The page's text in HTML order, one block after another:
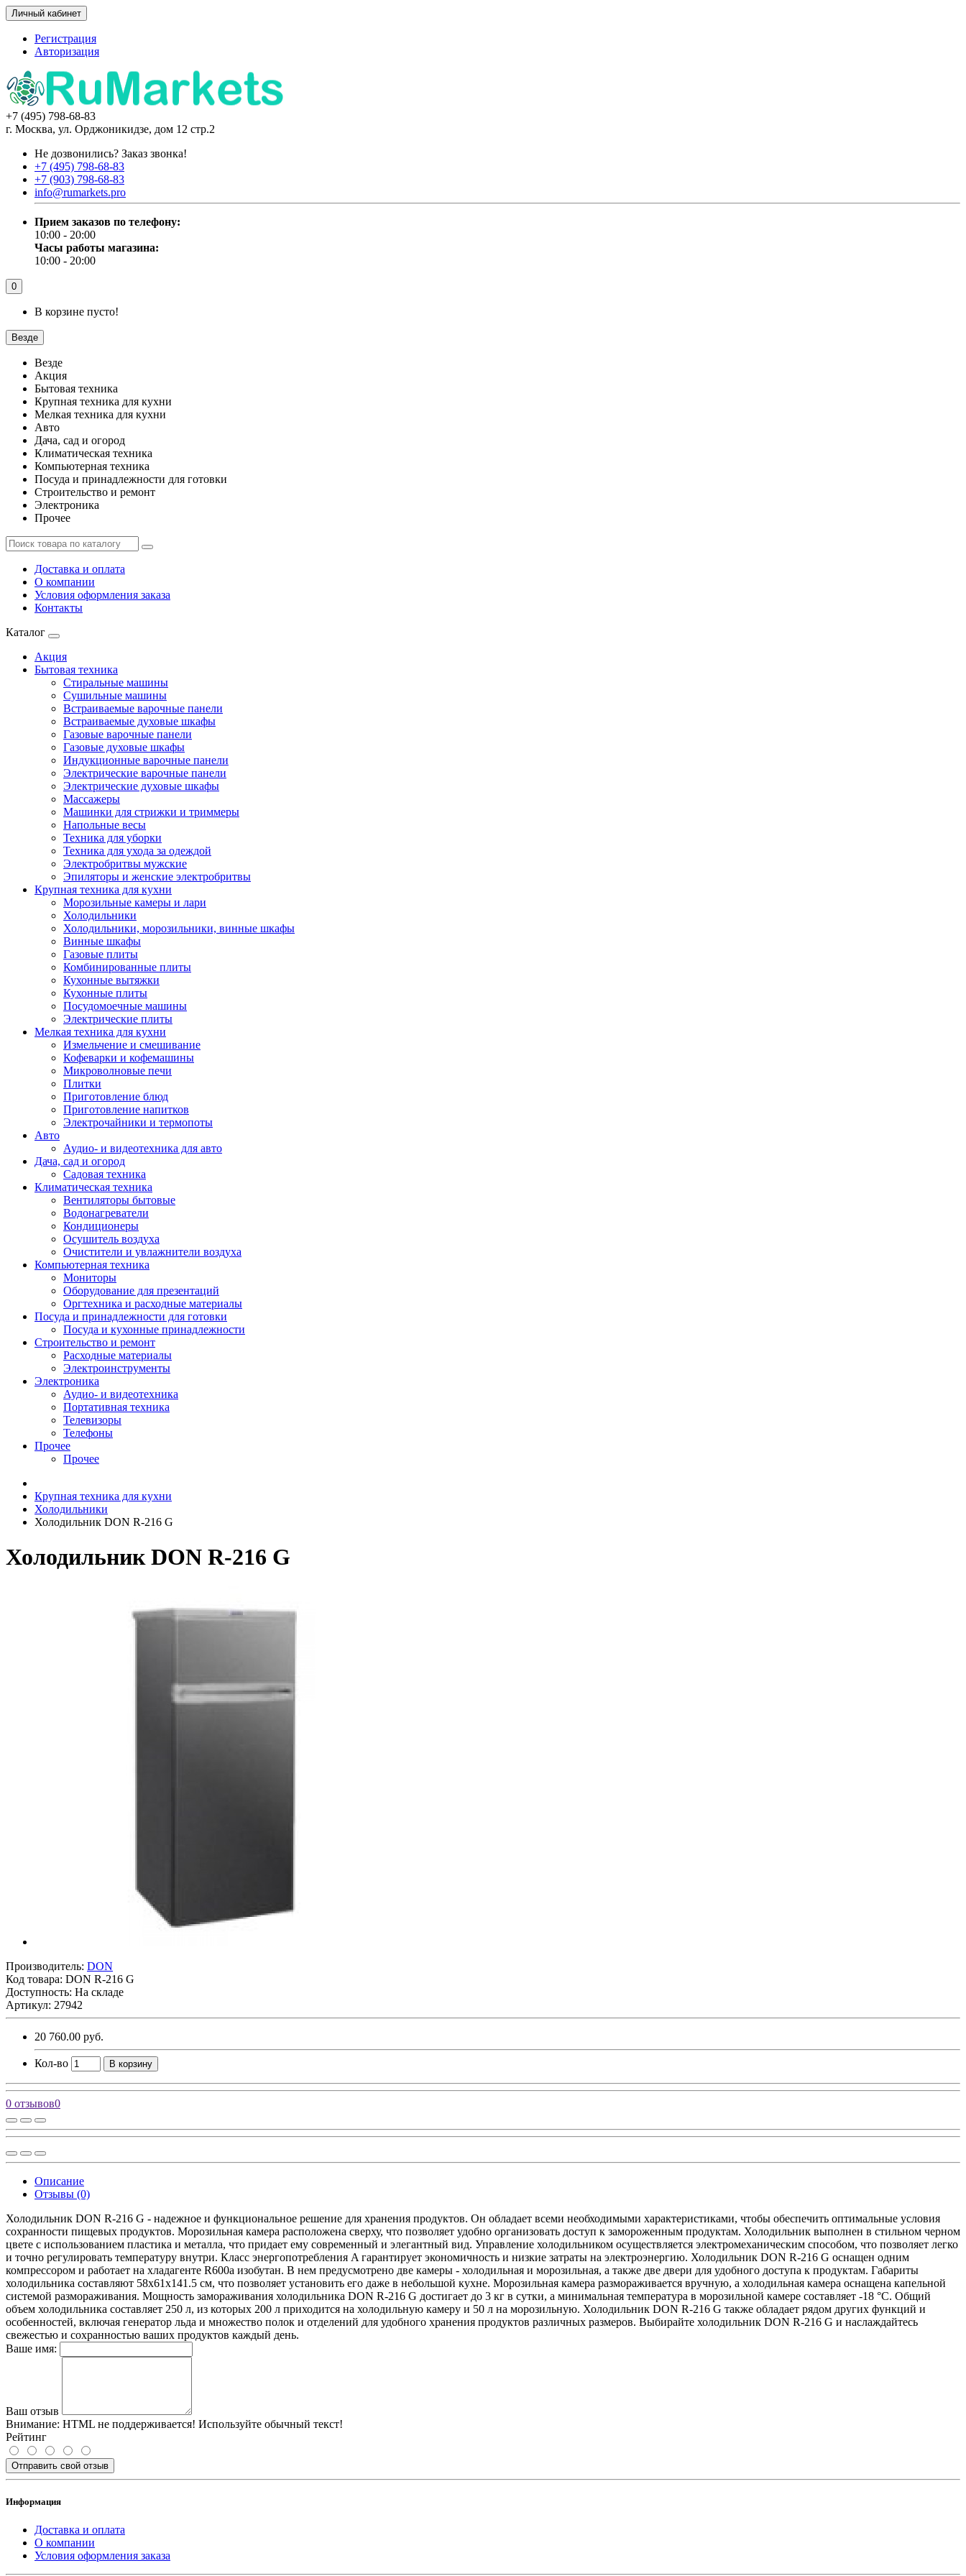
Личный кабинет
Регистрация
Авторизация
+7 (495) 798-68-83
г. Москва, ул. Орджоникидзе, дом 12 стр.2
Не дозвонились? Заказ звонка!
+7 (495) 798-68-83
+7 (903) 798-68-83
info@rumarkets.pro
Прием заказов по телефону:
10:00 - 20:00
Часы работы магазина:
10:00 - 20:00
0
В корзине пусто!
Везде
Везде
Акция
Бытовая техника
Крупная техника для кухни
Мелкая техника для кухни
Авто
Дача, сад и огород
Климатическая техника
Компьютерная техника
Посуда и принадлежности для готовки
Строительство и ремонт
Электроника
Прочее
Доставка и оплата
О компании
Условия оформления заказа
Контакты
Каталог
Акция
Бытовая техника
Стиральные машины
Сушильные машины
Встраиваемые варочные панели
Встраиваемые духовые шкафы
Газовые варочные панели
Газовые духовые шкафы
Индукционные варочные панели
Электрические варочные панели
Электрические духовые шкафы
Массажеры
Машинки для стрижки и триммеры
Напольные весы
Техника для уборки
Техника для ухода за одеждой
Электробритвы мужские
Эпиляторы и женские электробритвы
Крупная техника для кухни
Морозильные камеры и лари
Холодильники
Холодильники, морозильники, винные шкафы
Винные шкафы
Газовые плиты
Комбинированные плиты
Кухонные вытяжки
Кухонные плиты
Посудомоечные машины
Электрические плиты
Мелкая техника для кухни
Измельчение и смешивание
Кофеварки и кофемашины
Микроволновые печи
Плитки
Приготовление блюд
Приготовление напитков
Электрочайники и термопоты
Авто
Аудио- и видеотехника для авто
Дача, сад и огород
Садовая техника
Климатическая техника
Вентиляторы бытовые
Водонагреватели
Кондиционеры
Осушитель воздуха
Очистители и увлажнители воздуха
Компьютерная техника
Мониторы
Оборудование для презентаций
Оргтехника и расходные материалы
Посуда и принадлежности для готовки
Посуда и кухонные принадлежности
Строительство и ремонт
Расходные материалы
Электроинструменты
Электроника
Аудио- и видеотехника
Портативная техника
Телевизоры
Телефоны
Прочее
Прочее
Крупная техника для кухни
Холодильники
Холодильник DON R-216 G
Холодильник DON R-216 G
Производитель: DON
Код товара: DON R-216 G
Доступность: На складе
Артикул: 27942
20 760.00 руб.
Кол-во В корзину
0 отзывов0
Описание
Отзывы (0)
Холодильник DON R-216 G - надежное и функциональное решение для хранения продуктов. Он обладает всеми необходимыми характеристиками, чтобы обеспечить оптимальные условия
сохранности пищевых продуктов. Морозильная камера расположена сверху, что позволяет удобно организовать доступ к замороженным продуктам. Холодильник выполнен в стильном черном
цвете с использованием пластика и металла, что придает ему современный и элегантный вид. Управление холодильником осуществляется электромеханическим способом, что позволяет легко
и точно регулировать температуру внутри. Класс энергопотребления A гарантирует экономичность и низкие затраты на электроэнергию. Холодильник DON R-216 G оснащен одним
компрессором и работает на хладагенте R600a изобутан. В нем предусмотрено две камеры - холодильная и морозильная, а также две двери для удобного доступа к продуктам. Габариты
холодильника составляют 58x61x141.5 см, что позволяет установить его даже в небольшой кухне. Морозильная камера размораживается вручную, а холодильная камера оснащена капельной
системой размораживания. Мощность замораживания холодильника DON R-216 G достигает до 3 кг в сутки, а минимальная температура в морозильной камере составляет -18 °C. Общий
объем холодильника составляет 250 л, из которых 200 л приходится на холодильную камеру и 50 л на морозильную. Холодильник DON R-216 G также обладает рядом других функций и
особенностей, включая генератор льда и множество полок и отделений для удобного хранения продуктов различных размеров. Выбирайте холодильник DON R-216 G и наслаждайтесь
свежестью и сохранностью ваших продуктов каждый день.
Ваше имя:
Ваш отзыв
Внимание: HTML не поддерживается! Используйте обычный текст!
Рейтинг
Отправить свой отзыв
Информация
Доставка и оплата
О компании
Условия оформления заказа